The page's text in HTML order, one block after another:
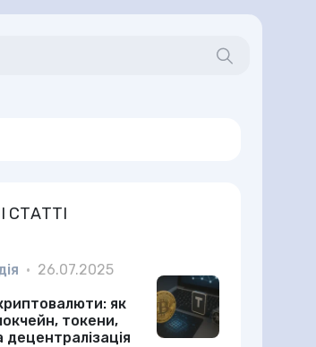
СТАТТІ
• 26.07.2025
як
токени,
децентралізація